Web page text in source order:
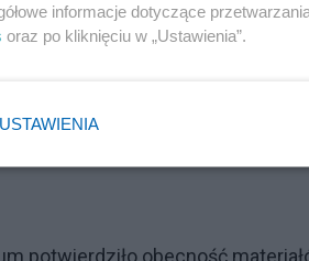
ślady materiałów
wskazania dwóch
zostały ukryte przez
r. przyznał, że obecność trotylu
tej sprawie fałszerstwa z
potwierdziło obecność
informacje dotyczące
oraz po kliknięciu w „Ustawienia”.
USTAWIENIA